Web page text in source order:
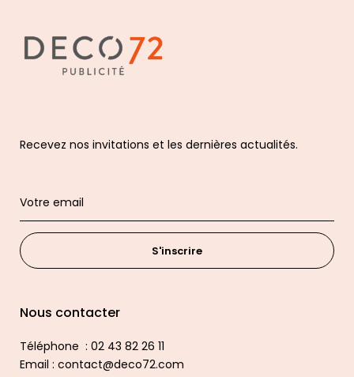
Recevez nos invitations et les dernières actualités.
S'inscrire
Nous contacter
Téléphone : 02 43 82 26 11
Email : contact@deco72.com